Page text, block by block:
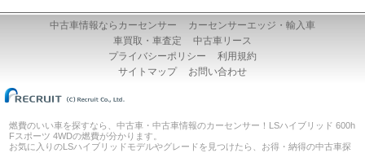
中古車情報ならカーセンサー
カーセンサーエッジ・輸入車
車買取・車査定
中古車リース
プライバシーポリシー
利用規約
サイトマップ
お問い合わせ
燃費のいい車を探すなら、中古車・中古車情報のカーセンサー！LSハイブリッド 600h
Fスポーツ 4WDの燃費が分かります。
お気に入りのLSハイブリッドモデルやグレードを見つけたら、お得・納得の中古車探